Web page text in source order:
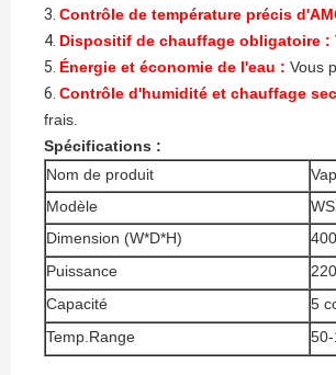
3. Contrôle de température précis
4. Dispositif de chauffage obligatoire :
5. Énergie et économie de l'eau : Vous
6. Contrôle d'humidité et chauffage
frais.
Spécifications :
Nom de produit
Modèle
Dimension (W*D*H)
Puissance
Capacité
5
Temp.Range